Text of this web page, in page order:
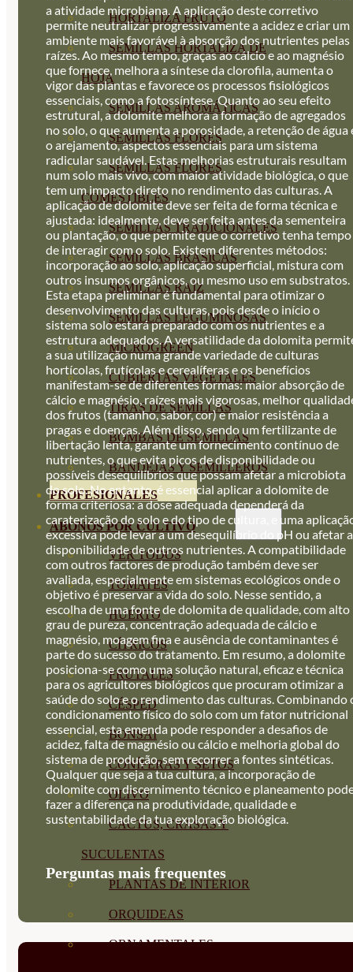
HORTALIZA FRUTO
SEMILLAS HORTALIZA DE
HOJA
SEMILLAS AROMÁTICAS
SEMILLAS FLORES
SEMILLAS FLORES
COMESTIBLES
SEMILLAS TRADICIONALES
SEMILLAS BRASICAS
SEMILLAS RAÍZ
SEMILLAS LEGUMINOSAS
MICROGREEN
CUBIERTAS VEGETALES
TIRAS DE SEMILLAS
BOMBAS DE SEMILLAS
BANDEJAS Y SEMILLEROS
PROFESIONALES
ABONOS POR CULTIVO
VER TODOS
TOMATES
HUERTO
CÍTRICOS
FRUTALES
CÉSPED
BONSAI
CONÍFERAS Y SETOS
OLIVO
CACTUS, CRASAS Y
SUCULENTAS
PLANTAS DE INTERIOR
ORQUIDEAS
ORNAMENTALES
a atividade microbiana. A aplicação deste corretivo
permite neutralizar progressivamente a acidez e criar um
ambiente mais favorável à absorção dos nutrientes pelas
raízes. Ao mesmo tempo, graças ao cálcio e ao magnésio
que fornece, melhora a síntese da clorofila, aumenta o
vigor das plantas e favorece os processos fisiológicos
essenciais, como a fotossíntese. Quanto ao seu efeito
estrutural, a dolomite melhora a formação de agregados
no solo, o que aumenta a porosidade, a retenção de água
o arejamento, aspectos essenciais para um sistema
radicular saudável. Estas melhorias estruturais resultam
num solo mais vivo, com maior atividade biológica, o que
tem um impacto direto no rendimento das culturas. A
aplicação de dolomite deve ser feita de forma técnica e
ajustada: idealmente, deve ser feita antes da sementeira
ou plantação, o que permite que o corretivo tenha tempo
de interagir com o solo. Existem diferentes métodos:
incorporação ao solo, aplicação superficial, mistura com
outros insumos orgânicos, ou mesmo uso em substratos.
Esta etapa preliminar é fundamental para otimizar o
desenvolvimento das culturas, pois desde o início o
sistema solo estará preparado com os nutrientes e a
estrutura adequados. A versatilidade da dolomita
a sua utilização numa grande variedade de culturas
hortícolas, frutícolas e cerealíferas e os benefícios
manifestam-se de diferentes formas: maior absorção de
cálcio e magnésio, raízes mais vigorosas, melhor
dos frutos (tamanho, sabor, cor) e maior resistência a
pragas e doenças. Além disso, sendo um fertilizante de
libertação lenta, garante um fornecimento contínuo de
nutrientes, o que evita picos de disponibilidade ou
possíveis desequilíbrios que possam afetar a microbiota
do solo. No entanto, é essencial aplicar a dolomite de
forma criteriosa: a dose adequada dependerá da
caraterização do solo e do tipo de cultura, e uma
excessiva pode levar a um desequilíbrio do pH ou afetar a
disponibilidade de outros nutrientes. A compatibilidade
com outros factores de produção também deve ser
avaliada, especialmente em sistemas ecológicos onde o
objetivo é preservar a vida do solo. Nesse sentido, a
escolha de uma fonte de dolomita de qualidade, com alto
grau de pureza, concentração adequada de cálcio e
magnésio, moagem fina e ausência de contaminantes é
parte do sucesso do tratamento. Em resumo, a dolomite
posiciona-se como uma solução natural, eficaz e técnica
para os agricultores biológicos que procuram otimizar a
saúde do solo e o rendimento das culturas. Combinando
condicionamento físico do solo com um fator nutricional
essencial, esta emenda pode responder a desafios de
acidez, falta de magnésio ou cálcio e melhoria global do
sistema de produção, sem recorrer a fontes sintéticas.
Qualquer que seja a tua cultura, a incorporação de
dolomite com discernimento técnico e planeamento
fazer a diferença na produtividade, qualidade e
sustentabilidade da tua exploração biológica.
Perguntas mais frequentes